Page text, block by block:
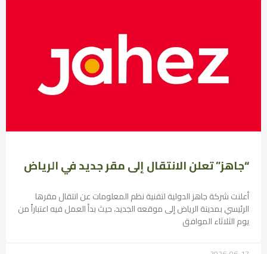
“جاهز” تعلن الانتقال إلى مقر جديد في الرياض
أعلنت شركة جاهز الدولية لتقنية نظم المعلومات عن انتقال مقرها
الرئيسي بمدينة الرياض إلى موقعه الجديد، حيث بدأ العمل فيه اعتباراً من
يوم الثلاثاء الموافق